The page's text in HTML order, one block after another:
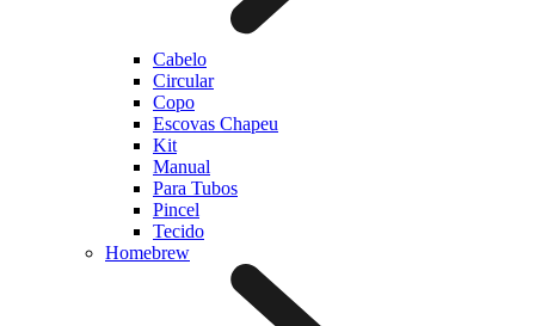
Cabelo
Circular
Copo
Escovas Chapeu
Kit
Manual
Para Tubos
Pincel
Tecido
Homebrew